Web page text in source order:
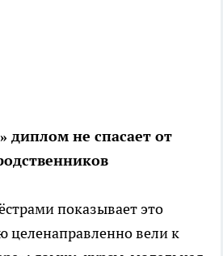
диплом не спасает от
показывает это
целенаправленно вели к